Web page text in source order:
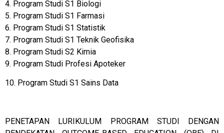
4. Program Studi S1 Biologi
5. Program Studi S1 Farmasi
6. Program Studi S1 Statistik
7. Program Studi S1 Teknik Geofisika
8. Program Studi S2 Kimia
9. Program Studi Profesi Apoteker
10. Program Studi S1 Sains Data
PENETAPAN LURIKULUM PROGRAM STUDI DENGAN